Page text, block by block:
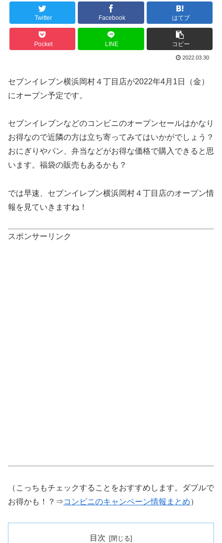
Twitter Facebook はてブ
Pocket LINE コピー
2022.03.30
セブンイレブン横浜岡村４丁目店が2022年4月1日（金）
にオープン予定です。
セブンイレブンなどのコンビニのオープンセールはかなり
お得なので近隣の方は立ち寄ってみてはいかがでしょう？
おにぎりやパン、弁当などがお得な価格で購入できると思
います。福袋の販売もあるかも？
では早速、セブンイレブン横浜岡村４丁目店のオープン情
報を見ていきますね！
スポンサーリンク
（こっちもチェックすることをおすすめします。ダブルで
お得かも！？⇒コンビニのキャンペーン情報まとめ）
目次